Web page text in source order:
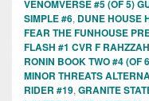
VENOMVERSE #5 (OF 5)
SIMPLE #6, DUNE HOUSE
FEAR THE FUNHOUSE
FLASH #1 CVR F
RONIN BOOK TWO #4 (OF
MINOR THREATS
RIDER #19, GRANITE